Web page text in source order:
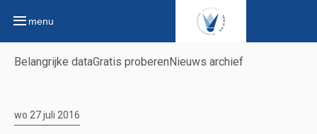
menu
Belangrijke dataGratis proberen Nieuws archief
wo 27 juli 2016